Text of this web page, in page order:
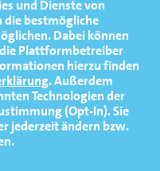
und Dienste von
bestmögliche
Dabei können
Plattformbetreiber
hierzu finden
. Außerdem
Technologien der
(Opt-In). Sie
jederzeit ändern bzw.